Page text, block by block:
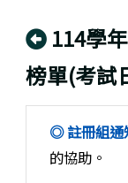
回上頁
114學
榜單(考試
◎ 註冊組通
的協助。